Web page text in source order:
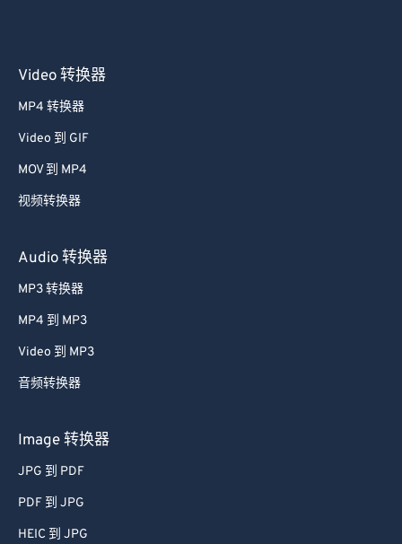
Video 转换器
MP4 转换器
Video 到 GIF
MOV 到 MP4
视频转换器
Audio 转换器
MP3 转换器
MP4 到 MP3
Video 到 MP3
音频转换器
Image 转换器
JPG 到 PDF
PDF 到 JPG
HEIC 到 JPG